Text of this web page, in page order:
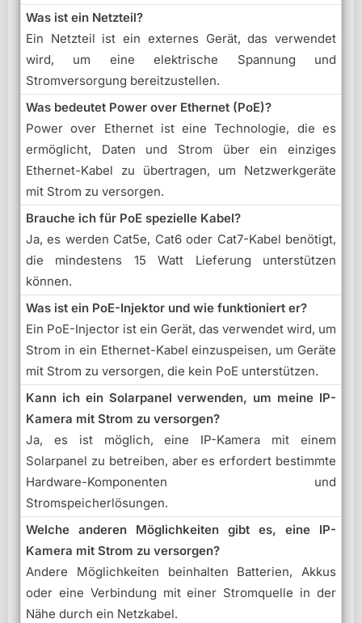
Was ist ein Netzteil?
Ein Netzteil ist ein externes Gerät, das verwendet
wird, um eine elektrische Spannung und
Stromversorgung bereitzustellen.
Was bedeutet Power over Ethernet (PoE)?
Power over Ethernet ist eine Technologie, die es
ermöglicht, Daten und Strom über ein einziges
Ethernet-Kabel zu übertragen, um Netzwerkgeräte
mit Strom zu versorgen.
Brauche ich für PoE spezielle Kabel?
Ja, es werden Cat5e, Cat6 oder Cat7-Kabel benötigt,
die mindestens 15 Watt Lieferung unterstützen
können.
Was ist ein PoE-Injektor und wie funktioniert er?
Ein PoE-Injector ist ein Gerät, das verwendet wird, um
Strom in ein Ethernet-Kabel einzuspeisen, um Geräte
mit Strom zu versorgen, die kein PoE unterstützen.
Kann ich ein Solarpanel verwenden, um meine IP-
Kamera mit Strom zu versorgen?
Ja, es ist möglich, eine IP-Kamera mit einem
Solarpanel zu betreiben, aber es erfordert bestimmte
Hardware-Komponenten und
Stromspeicherlösungen.
Welche anderen Möglichkeiten gibt es, eine IP-
Kamera mit Strom zu versorgen?
Andere Möglichkeiten beinhalten Batterien, Akkus
oder eine Verbindung mit einer Stromquelle in der
Nähe durch ein Netzkabel.